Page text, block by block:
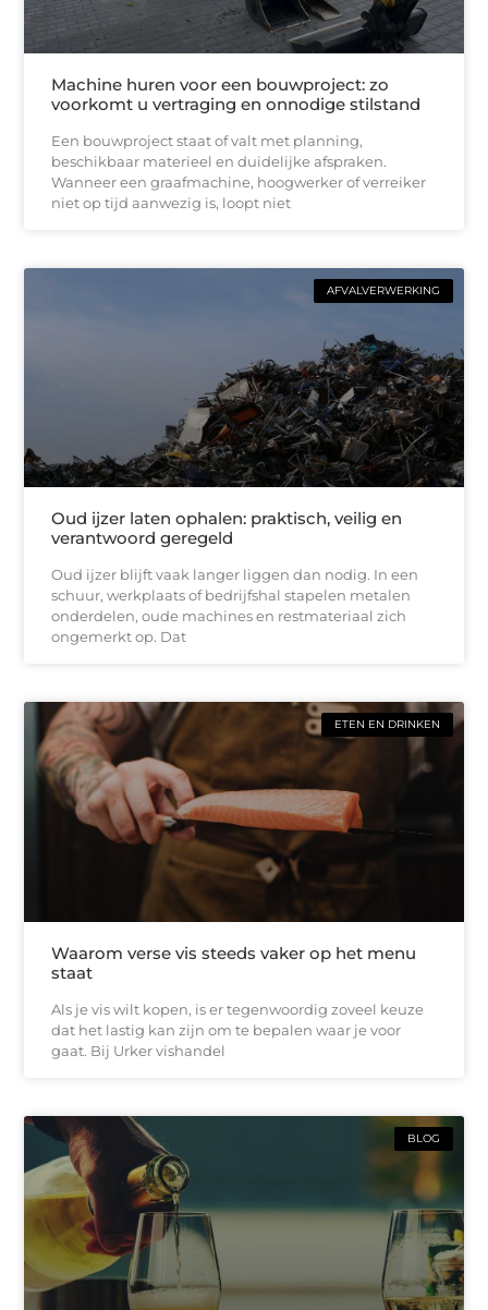
Machine huren voor een bouwproject: zo
voorkomt u vertraging en onnodige stilstand
Een bouwproject staat of valt met planning,
beschikbaar materieel en duidelijke afspraken.
Wanneer een graafmachine, hoogwerker of verreiker
niet op tijd aanwezig is, loopt niet
AFVALVERWERKING
Oud ijzer laten ophalen: praktisch, veilig en
verantwoord geregeld
Oud ijzer blijft vaak langer liggen dan nodig. In een
schuur, werkplaats of bedrijfshal stapelen metalen
onderdelen, oude machines en restmateriaal zich
ongemerkt op. Dat
ETEN EN DRINKEN
Waarom verse vis steeds vaker op het menu
staat
Als je vis wilt kopen, is er tegenwoordig zoveel keuze
dat het lastig kan zijn om te bepalen waar je voor
gaat. Bij Urker vishandel
BLOG